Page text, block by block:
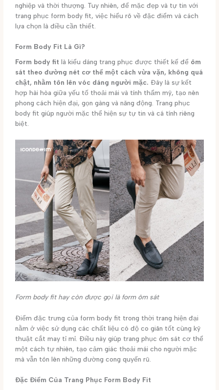
nghiệp và thời thượng. Tuy nhiên, để mặc đẹp và tự tin với
trang phục form body fit, việc hiểu rõ về đặc điểm và cách
lựa chọn là điều cần thiết.
Form Body Fit Là Gì?
Form body fit là kiểu dáng trang phục được thiết kế để ôm
sát theo đường nét cơ thể một cách vừa vặn, không quá
chật, nhằm tôn lên vóc dáng người mặc. Đây là sự kết
hợp hài hòa giữa yếu tố thoải mái và tính thẩm mỹ, tạo nên
phong cách hiện đại, gọn gàng và năng động. Trang phục
body fit giúp người mặc thể hiện sự tự tin và cá tính riêng
biệt.
Form body fit hay còn được gọi là form ôm sát
Điểm đặc trưng của form body fit trong thời trang hiện đại
nằm ở việc sử dụng các chất liệu có độ co giãn tốt cùng kỹ
thuật cắt may tỉ mỉ. Điều này giúp trang phục ôm sát cơ thể
một cách tự nhiên, tạo cảm giác thoải mái cho người mặc
mà vẫn tôn lên những đường cong quyến rũ.
Đặc Điểm Của Trang Phục Form Body Fit